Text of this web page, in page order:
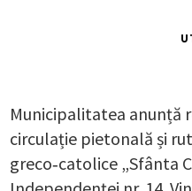
Municipalitatea anunță
circulație pietonală și
greco‑catolice „Sfânta